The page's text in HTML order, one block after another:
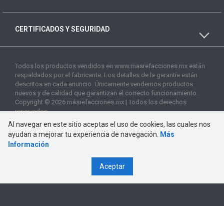
CERTIFICADOS Y SEGURIDAD
Todos los productos vendidos en www.masrefacciones.mx están
respaldados por el fabricante. Los detalles de la garantía están
descritos en cada anuncio. Únicamente vendemos productos
nuevos y de calidad que garantizan el correcto funcionamiento.
Copyright © 2026 másrefacciones.mx | Todos los derechos
reservados
Al navegar en este sitio aceptas el uso de cookies, las cuales nos
ayudan a mejorar tu experiencia de navegación.
Más
Información
Aceptar